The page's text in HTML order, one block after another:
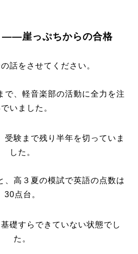
崖っぷちからの合格
話をさせてください。
で、軽音楽部の活動に全力を注
いました。
受験まで残り半年を切っていま
した。
、高３夏の模試で英語の点数は
30点台。
礎すらできていない状態でし
た。